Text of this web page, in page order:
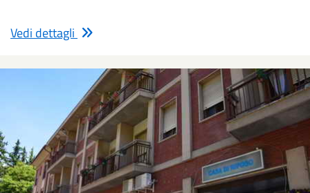
Vedi dettagli